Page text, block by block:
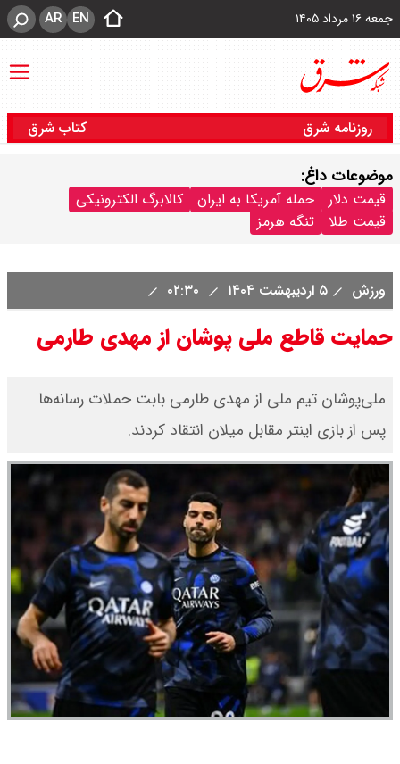
جمعه ۱۶ مرداد ۱۴۰۵ EN
AR
روزنامه شرق کتاب شرق
موضوعات داغ:
قیمت دلار حمله آمریکا به ایران
کالابرگ الکترونیکی
قیمت طلا
تنگه هرمز
ورزش ۵ اردیبهشت ۱۴۰۴
حمایت قاطع ملی پوشان از مهدی طارمی
ملی‌پوشان تیم ملی از مهدی طارمی بابت حملات رسانه‌ها
پس از بازی اینتر مقابل میلان انتقاد کردند.